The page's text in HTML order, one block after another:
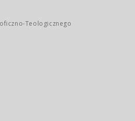
Teologicznego